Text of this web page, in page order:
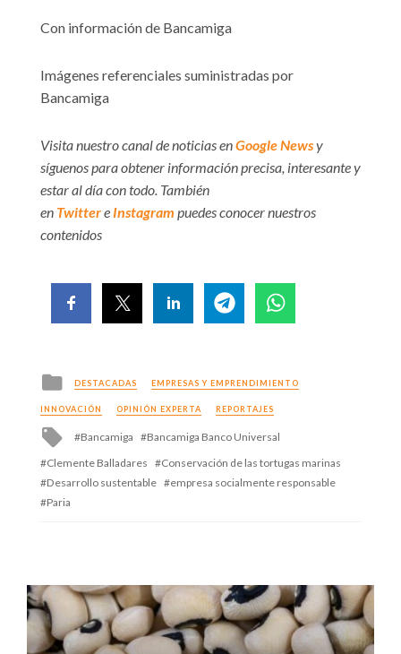
Con información de Bancamiga
Imágenes referenciales suministradas por
Bancamiga
Visita nuestro canal de noticias enGoogle Newsy
síguenos para obtener información precisa, interesante y
estar al día con todo. También
en Twittere Instagram puedes conocer nuestros
contenidos
Posted
in
DESTACADAS EMPRESAS Y EMPRENDIMIENTO
INNOVACIÓN OPINIÓN EXPERTA REPORTAJES
Tagged
Bancamiga
Bancamiga Banco Universal
Clemente Balladares
Conservación de las tortugas marinas
Desarrollo sustentable
empresa socialmente responsable
Paria